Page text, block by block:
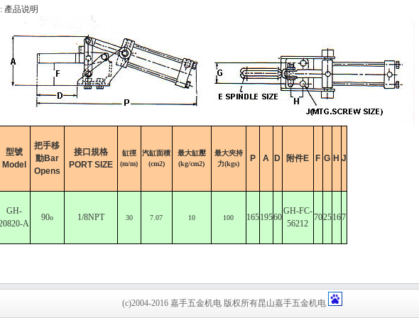
產品说明
型號
Model
把手移
動Bar
Opens
接口規格
PORT SIZE
缸徑
(m/m)
汽缸面積
(cm2)
最大缸壓
(kg/cm2)
最大夾持
力(kgs)
P A D 附件E F G H J
GH-
A
90o 1/8NPT 30 7.07 10 100 16519560
GH-FC-
56212
7025167
(c)2004-2016 嘉手五金机电 版权所有昆山嘉手五金机电